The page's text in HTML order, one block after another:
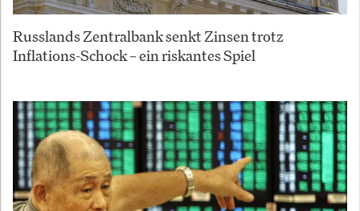
Russlands Zentralbank senkt Zinsen trotz
Inflations-Schock – ein riskantes Spiel